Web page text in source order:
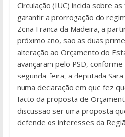
Circulação (IUC) incida sobre
garantir a prorrogação do
Zona Franca da Madeira, a
próximo ano, são as duas
alteração ao Orçamento do
avançaram pelo PSD,
segunda-feira, a deputada
numa declaração em que fez
facto da proposta de
discussão ser uma proposta
defende os interesses da